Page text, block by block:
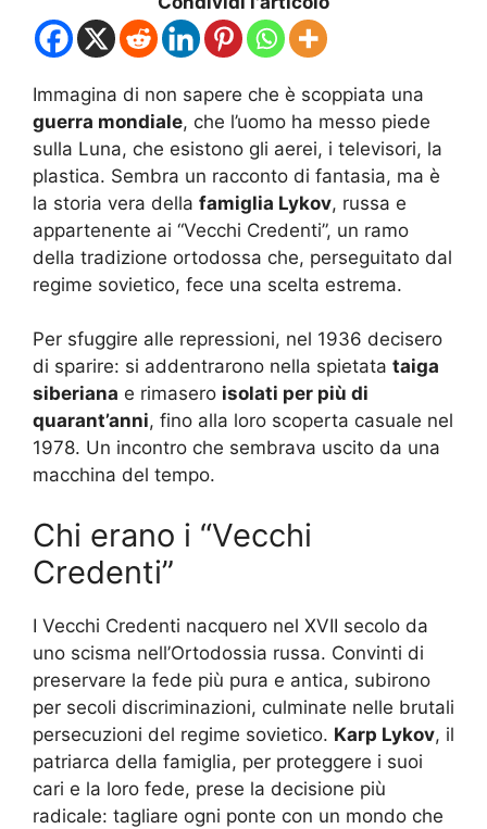
Immagina di non sapere che è scoppiata una
guerra mondiale, che l’uomo ha messo piede
sulla Luna, che esistono gli aerei, i televisori, la
plastica. Sembra un racconto di fantasia, ma è
la storia vera della famiglia Lykov, russa e
appartenente ai “Vecchi Credenti”, un ramo
della tradizione ortodossa che, perseguitato dal
regime sovietico, fece una scelta estrema.
Per sfuggire alle repressioni, nel 1936 decisero
di sparire: si addentrarono nella spietata taiga
siberiana e rimasero isolati per più di
quarant’anni, fino alla loro scoperta casuale nel
1978. Un incontro che sembrava uscito da una
macchina del tempo.
Chi erano i “Vecchi
Credenti”
I Vecchi Credenti nacquero nel XVII secolo da
uno scisma nell’Ortodossia russa. Convinti di
preservare la fede più pura e antica, subirono
per secoli discriminazioni, culminate nelle brutali
persecuzioni del regime sovietico. Karp Lykov, il
patriarca della famiglia, per proteggere i suoi
cari e la loro fede, prese la decisione più
radicale: tagliare ogni ponte con un mondo che